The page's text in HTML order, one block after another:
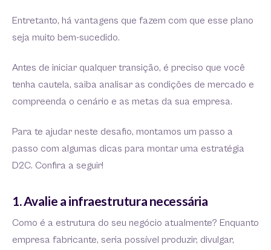
Entretanto, há vantagens que fazem com que esse plano
seja muito bem-sucedido.
Antes de iniciar qualquer transição, é preciso que você
tenha cautela, saiba analisar as condições de mercado e
compreenda o cenário e as metas da sua empresa.
Para te ajudar neste desafio, montamos um passo a
passo com algumas dicas para montar uma estratégia
D2C. Confira a seguir!
1. Avalie a infraestrutura necessária
Como é a estrutura do seu negócio atualmente? Enquanto
empresa fabricante, seria possível produzir, divulgar,